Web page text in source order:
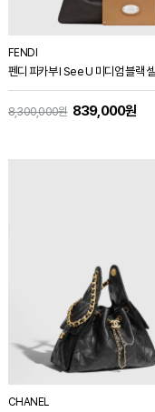
FENDI
8,300,000원 839,000원
CHANEL